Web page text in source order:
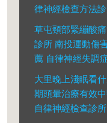
律神經檢查方法
草屯頸部緊繃酸
診所 南投運動傷
薦 自律神經失調
大里晚上淺眠看
期頭暈治療有效
自律神經檢查診所